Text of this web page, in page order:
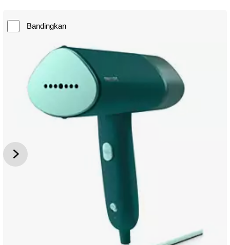
Bandingkan